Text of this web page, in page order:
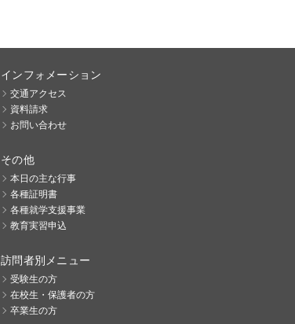
インフォメーション
交通アクセス
資料請求
お問い合わせ
その他
本日の主な行事
各種証明書
各種就学支援事業
教育実習申込
訪問者別メニュー
受験生の方
在校生・保護者の方
卒業生の方